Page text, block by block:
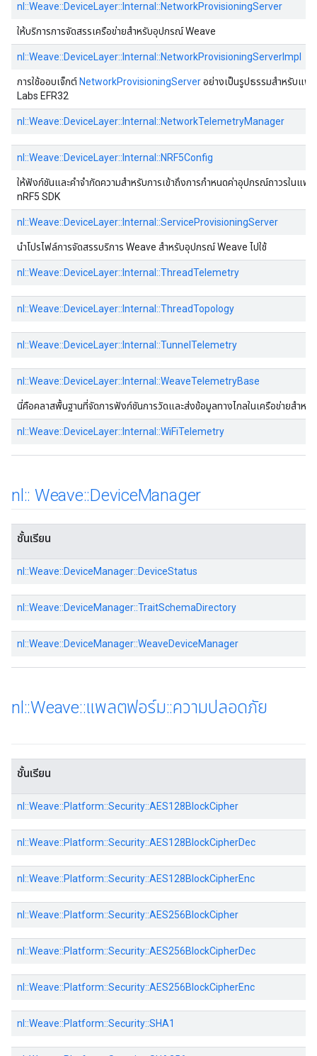
nl::Weave::DeviceLayer::Internal::NetworkProvisioningServer
ให้บริการการจัดสรรเครือข่ายสําหรับอุปกรณ์ Weave
nl::Weave::DeviceLayer::Internal::NetworkProvisioningServerImpl
การใช้ออบเจ็กต์ NetworkProvisioningServerอย่างเป็นรูปธรรมสําหรับแพ
Labs EFR32
nl::Weave::DeviceLayer::Internal::NetworkTelemetryManager
nl::Weave::DeviceLayer::Internal::NRF5Config
ให้ฟังก์ชันและคําจํากัดความสําหรับการเข้าถึงการกําหนดค่าอุปกรณ์ถาวรในแ
nRF5 SDK
nl::Weave::DeviceLayer::Internal::ServiceProvisioningServer
นําโปรไฟล์การจัดสรรบริการ Weave สําหรับอุปกรณ์ Weave ไปใช้
nl::Weave::DeviceLayer::Internal::ThreadTelemetry
nl::Weave::DeviceLayer::Internal::ThreadTopology
nl::Weave::DeviceLayer::Internal::TunnelTelemetry
nl::Weave::DeviceLayer::Internal::WeaveTelemetryBase
นี่คือคลาสพื้นฐานที่จัดการฟังก์ชันการวัดและส่งข้อมูลทางไกลในเครือข่ายสําหรั
nl::Weave::DeviceLayer::Internal::WiFiTelemetry
nl :: Weave::DeviceManager
ชั้นเรียน
nl::Weave::DeviceManager::DeviceStatus
nl::Weave::DeviceManager::TraitSchemaDirectory
nl::Weave::DeviceManager::WeaveDeviceManager
nl ::Weave::แพลตฟอร์ม::ความปลอดภัย
ชั้นเรียน
nl::Weave::Platform::Security::AES128BlockCipher
nl::Weave::Platform::Security::AES128BlockCipherDec
nl::Weave::Platform::Security::AES128BlockCipherEnc
nl::Weave::Platform::Security::AES256BlockCipher
nl::Weave::Platform::Security::AES256BlockCipherDec
nl::Weave::Platform::Security::AES256BlockCipherEnc
nl::Weave::Platform::Security::SHA1